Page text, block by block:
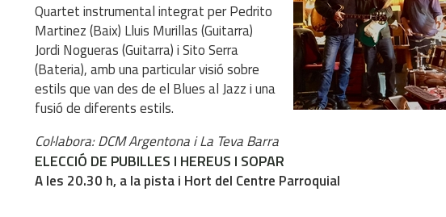
Quartet instrumental integrat per Pedrito
Martinez (Baix) Lluis Murillas (Guitarra)
Jordi Nogueras (Guitarra) i Sito Serra
(Bateria), amb una particular visió sobre
estils que van des de el Blues al Jazz i una
fusió de diferents estils.
Col·labora: DCM Argentona i La Teva Barra
ELECCIÓ DE PUBILLES I HEREUS I SOPAR
A les 20.30 h, a la pista i Hort del Centre Parroquial